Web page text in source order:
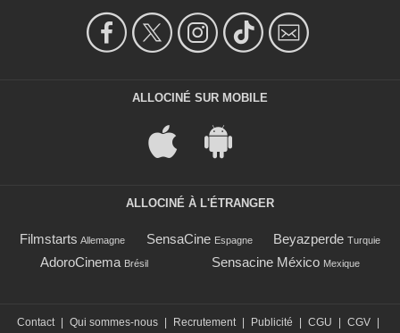
ALLOCINÉ SUR MOBILE
ALLOCINÉ À L'ÉTRANGER
Filmstarts Allemagne SensaCine Espagne Beyazperde Turquie
AdoroCinema Brésil Sensacine México Mexique
Contact | Qui sommes-nous | Recrutement | Publicité | CGU | CGV |